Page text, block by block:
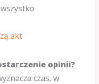
akt
opinii?
czas, w